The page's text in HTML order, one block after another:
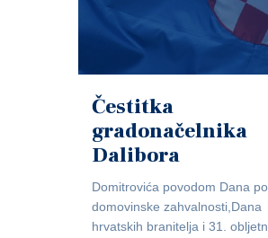
Čestitka
gradonačelnika
Dalibora
Domitrovića povodom Dana
domovinske zahvalnosti,Dana
hrvatskih branitelja i 31.